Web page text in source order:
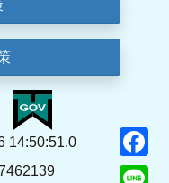
14:50:51.0